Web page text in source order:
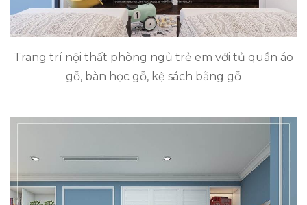
Trang trí nội thất phòng ngủ trẻ em với tủ quần áo
gỗ, bàn học gỗ, kệ sách bằng gỗ